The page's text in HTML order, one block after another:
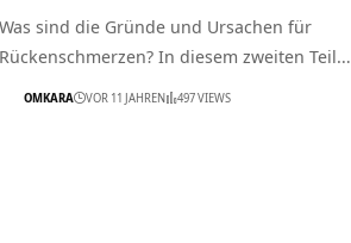
Was sind die Gründe und Ursachen für
Rückenschmerzen? In diesem zweiten Teil…
OMKARA VOR 11 JAHREN 497 VIEWS